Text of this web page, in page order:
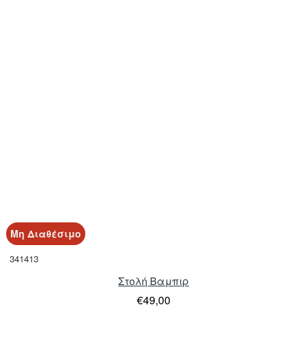
Μη Διαθέσιμο
341413
Στολή Βαμπιρ
€49,00